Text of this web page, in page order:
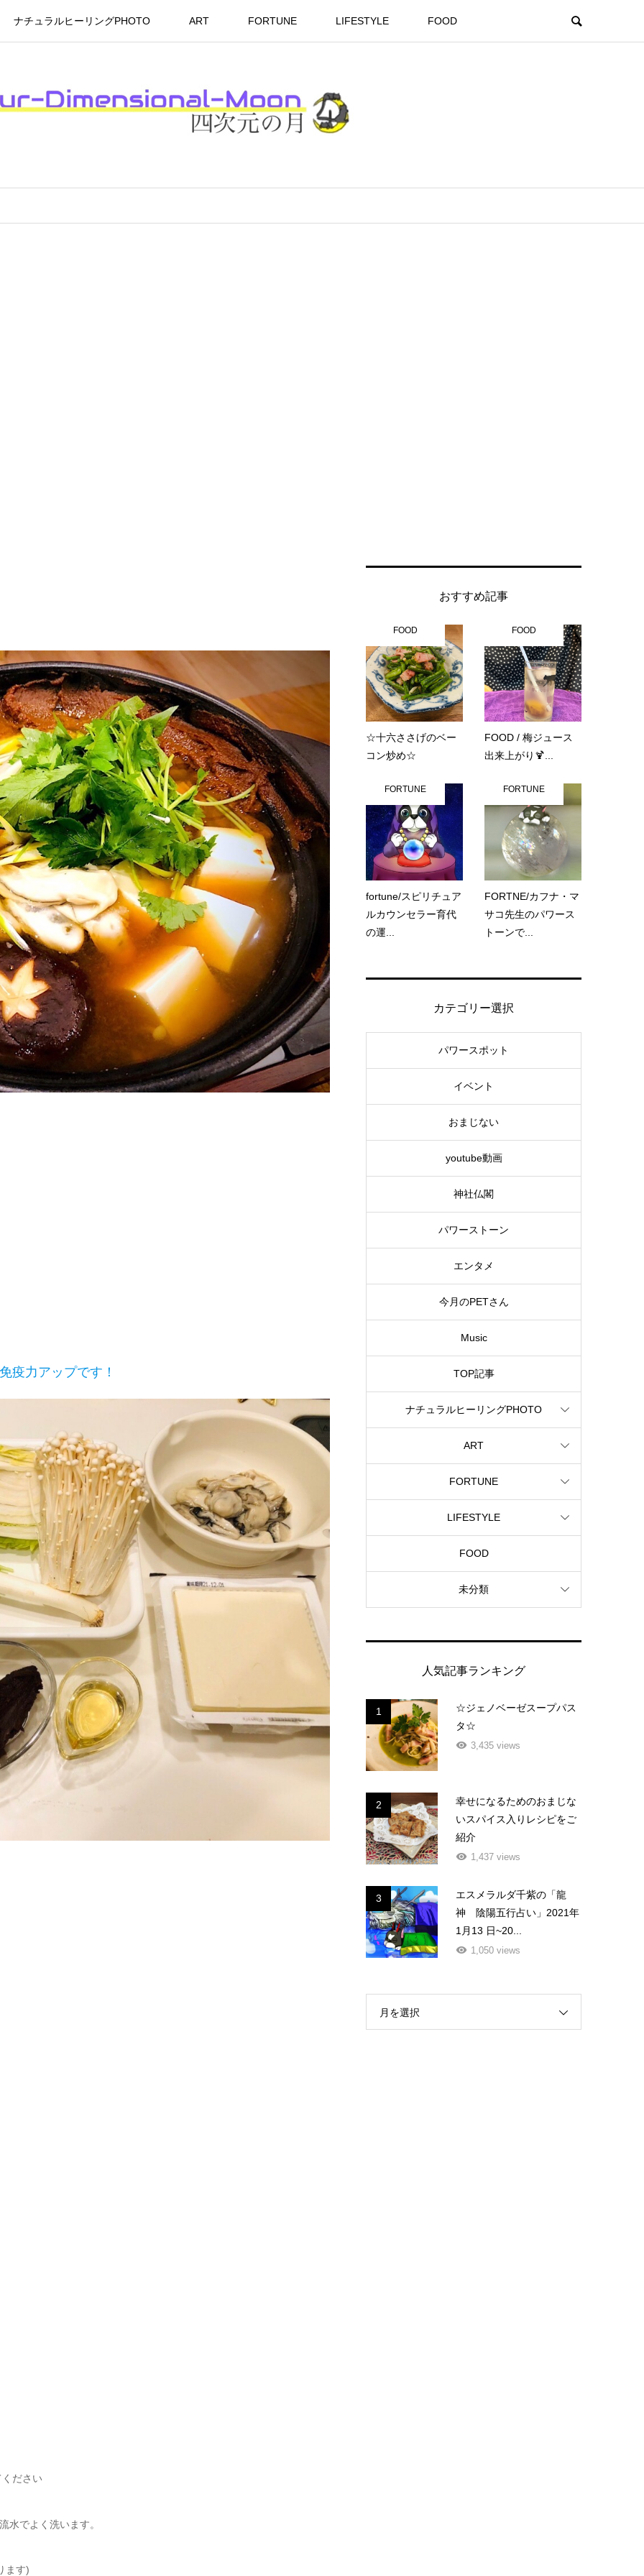
ナチュラルヒーリングPHOTO ART FORTUNE LIFESTYLE FOOD
疫力アップです！
ださい
でよく洗います。
ます)
おすすめ記事
FOOD
☆十六ささげのベー
コン炒め☆
FOOD
FOOD / 梅ジュース
出来上がり🍹...
FORTUNE
fortune/スピリチュア
ルカウンセラー育代
の運...
FORTUNE
FORTNE/カフナ・マ
サコ先生のパワース
トーンで...
カテゴリー選択
パワースポット
イベント
おまじない
youtube動画
神社仏閣
パワーストーン
エンタメ
今月のPETさん
Music
TOP記事
ナチュラルヒーリングPHOTO
ART
FORTUNE
LIFESTYLE
FOOD
未分類
人気記事ランキング
1
☆ジェノベーゼスープパス
タ☆
3,435 views
2
幸せになるためのおまじな
いスパイス入りレシピをご
紹介
1,437 views
3
エスメラルダ千紫の「龍
神 陰陽五行占い」2021年
1月13 日~20...
1,050 views
月を選択